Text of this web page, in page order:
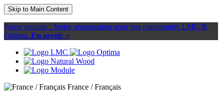
Skip to Main Content
Pause estivale : Notre organisation pour vos commandes LMC &
Optima. En savoir +
France / Français